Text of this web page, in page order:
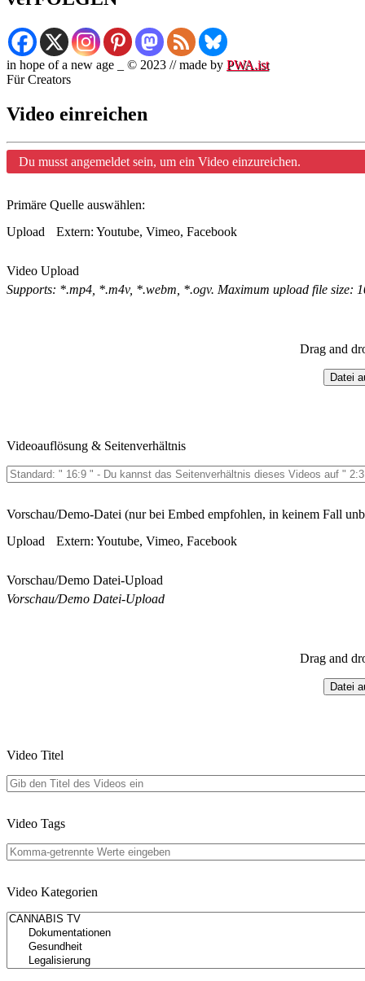
in hope of a new age _ © 2023 // made by PWA.ist
Für Creators
Video einreichen
Du musst angemeldet sein, um ein Video einzureichen.
Primäre Quelle auswählen:
Upload
Extern: Youtube, Vimeo, Facebook
Video Upload
Supports: *.mp4, *.m4v, *.webm, *.ogv. Maximum upload file size:
Drag and
Datei
Videoauflösung & Seitenverhältnis
Vorschau/Demo-Datei (nur bei Embed empfohlen, in keinem Fall
Upload
Extern: Youtube, Vimeo, Facebook
Vorschau/Demo Datei-Upload
Vorschau/Demo Datei-Upload
Drag and
Datei
Video Titel
Video Tags
Video Kategorien